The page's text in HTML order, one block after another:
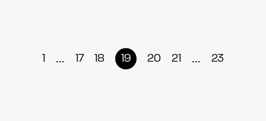
1 ... 17 18 19 20 21 ... 23